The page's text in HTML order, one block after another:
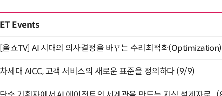
ET Events
[올쇼TV] AI 시대의 의사결정을 바꾸는 수리최적화
차세대 AICC, 고객 서비스의 새로운 표준을 정의하다 (9/9)